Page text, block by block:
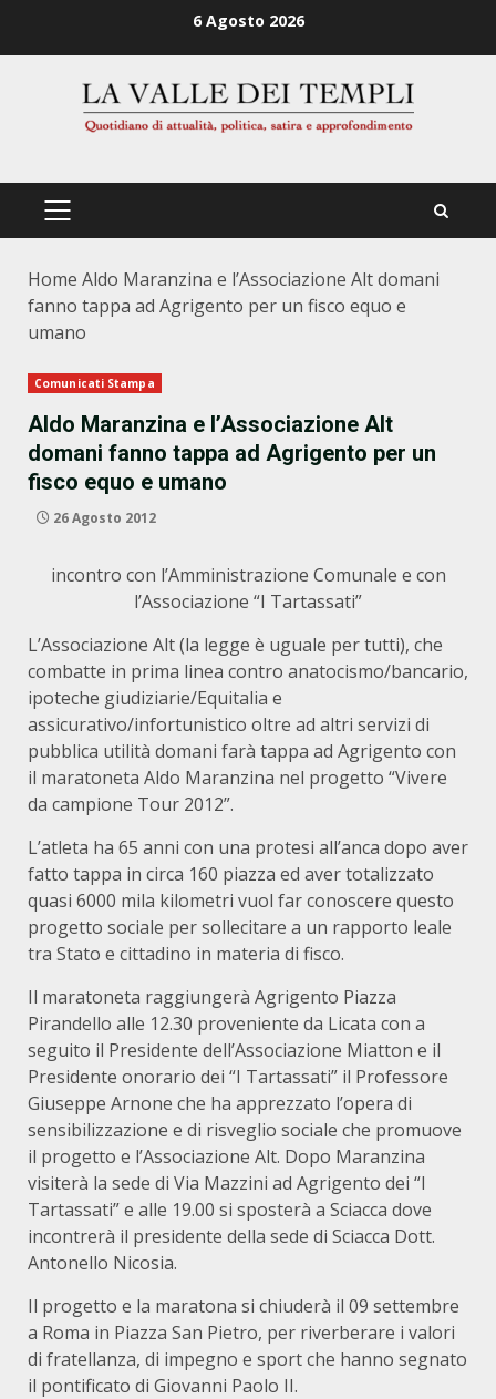
6 Agosto 2026
PRIMÄRES
Home Aldo Maranzina e l’Associazione Alt domani
fanno tappa ad Agrigento per un fisco equo e
umano
Comunicati Stampa
Aldo Maranzina e l’Associazione Alt
domani fanno tappa ad Agrigento per un
fisco equo e umano
26 Agosto 2012
incontro con l’Amministrazione Comunale e con
l’Associazione “I Tartassati”
L’Associazione Alt (la legge è uguale per tutti), che
combatte in prima linea contro anatocismo/bancario,
ipoteche giudiziarie/Equitalia e
assicurativo/infortunistico oltre ad altri servizi di
pubblica utilità domani farà tappa ad Agrigento con
il maratoneta Aldo Maranzina nel progetto “Vivere
da campione Tour 2012”.
L’atleta ha 65 anni con una protesi all’anca dopo aver
fatto tappa in circa 160 piazza ed aver totalizzato
quasi 6000 mila kilometri vuol far conoscere questo
progetto sociale per sollecitare a un rapporto leale
tra Stato e cittadino in materia di fisco.
Il maratoneta raggiungerà Agrigento Piazza
Pirandello alle 12.30 proveniente da Licata con a
seguito il Presidente dell’Associazione Miatton e il
Presidente onorario dei “I Tartassati” il Professore
Giuseppe Arnone che ha apprezzato l’opera di
sensibilizzazione e di risveglio sociale che promuove
il progetto e l’Associazione Alt. Dopo Maranzina
visiterà la sede di Via Mazzini ad Agrigento dei “I
Tartassati” e alle 19.00 si sposterà a Sciacca dove
incontrerà il presidente della sede di Sciacca Dott.
Antonello Nicosia.
Il progetto e la maratona si chiuderà il 09 settembre
a Roma in Piazza San Pietro, per riverberare i valori
di fratellanza, di impegno e sport che hanno segnato
il pontificato di Giovanni Paolo II.